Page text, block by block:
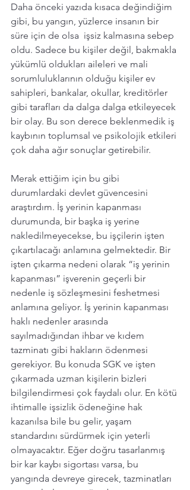
Daha önceki yazıda kısaca değindiğim
gibi, bu yangın, yüzlerce insanın bir
süre için de olsa  işsiz kalmasına sebep
oldu. Sadece bu kişiler değil, bakmakla
yükümlü oldukları aileleri ve mali
sorumluluklarının olduğu kişiler ev
sahipleri, bankalar, okullar, kreditörler
gibi tarafları da dalga dalga etkileyecek
bir olay. Bu son derece beklenmedik iş
kaybının toplumsal ve psikolojik etkileri
çok daha ağır sonuçlar getirebilir.
Merak ettiğim için bu gibi
durumlardaki devlet güvencesini
araştırdım. İş yerinin kapanması
durumunda, bir başka iş yerine
nakledilmeyecekse, bu işçilerin işten
çıkartılacağı anlamına gelmektedir. Bir
işten çıkarma nedeni olarak “iş yerinin
kapanması” işverenin geçerli bir
nedenle iş sözleşmesini feshetmesi
anlamına geliyor. İş yerinin kapanması
haklı nedenler arasında
sayılmadığından ihbar ve kıdem
tazminatı gibi hakların ödenmesi
gerekiyor. Bu konuda SGK ve işten
çıkarmada uzman kişilerin bizleri
bilgilendirmesi çok faydalı olur. En kötü
ihtimalle işsizlik ödeneğine hak
kazanılsa bile bu gelir, yaşam
standardını sürdürmek için yeterli
olmayacaktır. Eğer doğru tasarlanmış
bir kar kaybı sigortası varsa, bu
yangında devreye girecek, tazminatları